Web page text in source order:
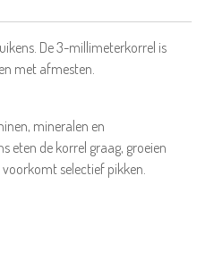
De 3-millimeterkorrel is
met afmesten.
mineralen en
eten de korrel graag, groeien
selectief pikken.